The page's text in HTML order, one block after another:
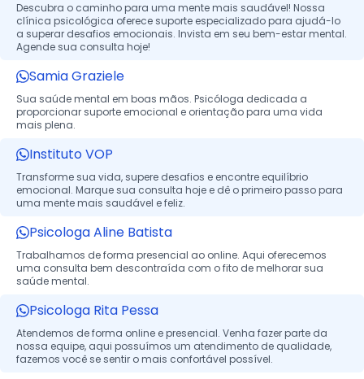
Descubra o caminho para uma mente mais saudável! Nossa
clínica psicológica oferece suporte especializado para ajudá-lo
a superar desafios emocionais. Invista em seu bem-estar mental.
Agende sua consulta hoje!
Samia Graziele
Sua saúde mental em boas mãos. Psicóloga dedicada a
proporcionar suporte emocional e orientação para uma vida
mais plena.
Instituto VOP
Transforme sua vida, supere desafios e encontre equilíbrio
emocional. Marque sua consulta hoje e dê o primeiro passo para
uma mente mais saudável e feliz.
Psicologa Aline Batista
Trabalhamos de forma presencial ao online. Aqui oferecemos
uma consulta bem descontraída com o fito de melhorar sua
saúde mental.
Psicologa Rita Pessa
Atendemos de forma online e presencial. Venha fazer parte da
nossa equipe, aqui possuímos um atendimento de qualidade,
fazemos você se sentir o mais confortável possível.